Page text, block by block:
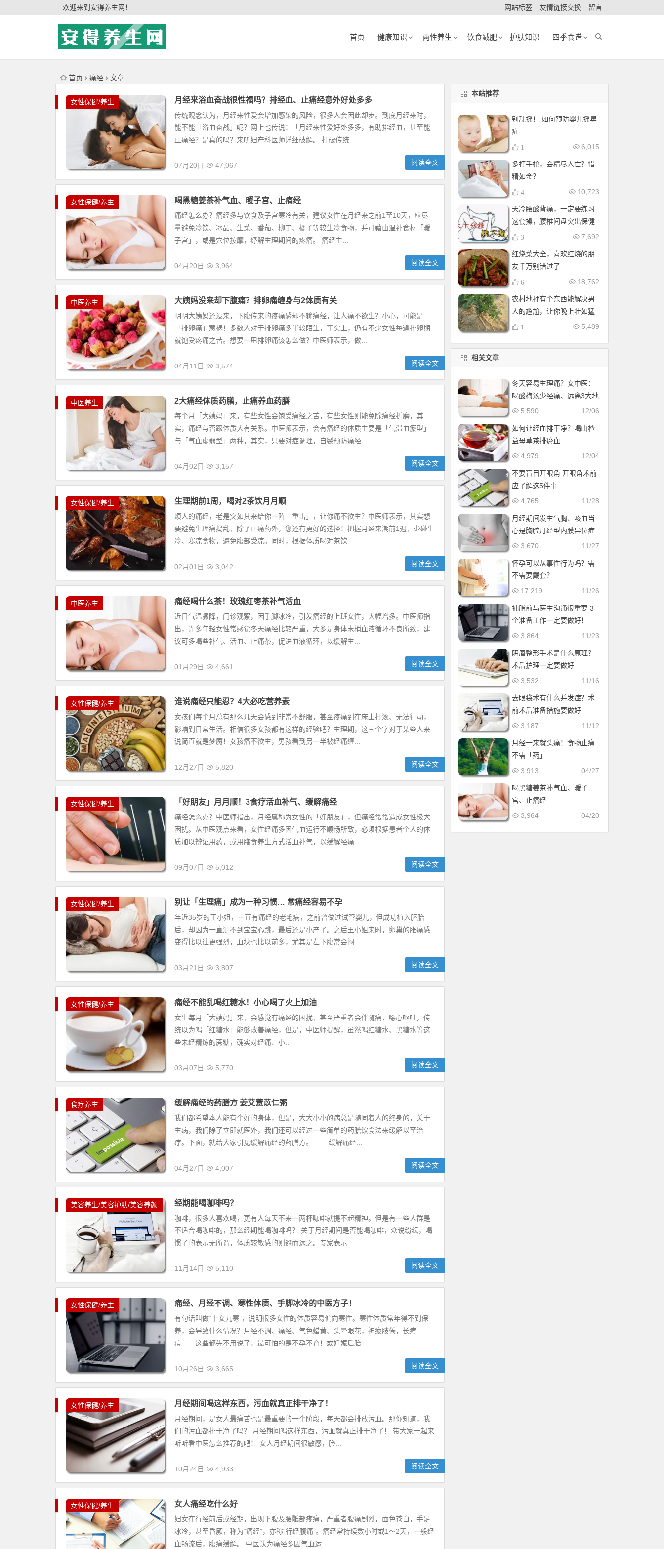
欢迎来到安得养生网！ 网站标签 友情链接交换 留言
首页 健康知识 两性养生 饮食减肥 护肤知识 四季食谱
首页 痛经 文章
女性保健/养生 月经来浴血奋战很性福吗？排经血、止痛经意外好处多多
传统观念认为，月经来性爱会增加感染的风险，很多人会因此却步。到底月经来时，
能不能「浴血奋战」呢？网上也传说：「月经来性爱好处多多，有助排经血，甚至能
止痛经？是真的吗？来听妇产科医师详细破解。 打破传统...
07月20日 47,067 阅读全文
女性保健/养生 喝黑糖姜茶补气血、暖子宫、止痛经
痛经怎么办？痛经多与饮食及子宫寒冷有关，建议女性在月经来之前1至10天，应尽
量避免冷饮、冰品、生菜、番茄、柳丁、橘子等较生冷食物，并可藉由温补食材「暖
子宫」，或是穴位按摩，纾解生理期间的疼痛。 痛经主...
04月20日 3,964 阅读全文
中医养生 大姨妈没来却下腹痛？排卵痛缠身与2体质有关
明明大姨妈还没来，下腹传来的疼痛感却不输痛经，让人痛不欲生？小心，可能是
「排卵痛」惹祸！多数人对于排卵痛多半较陌生，事实上，仍有不少女性每逢排卵期
就饱受疼痛之苦。想要一甩排卵痛该怎么做？中医师表示，做...
04月11日 3,574 阅读全文
中医养生 2大痛经体质药膳，止痛养血药膳
每个月「大姨妈」来，有些女性会饱受痛经之苦，有些女性则能免除痛经折磨，其
实，痛经与否跟体质大有关系。中医师表示，会有痛经的体质主要是「气滞血瘀型」
与「气血虚弱型」两种，其实，只要对症调理，自製预防痛经...
04月02日 3,157 阅读全文
女性保健/养生 生理期前1周，喝对2茶饮月月顺
烦人的痛经，老是突如其来给你一阵「重击」，让你痛不欲生？中医师表示，其实想
要避免生理痛捣乱，除了止痛药外，您还有更好的选择！把握月经来潮前1週，少碰生
冷、寒凉食物，避免腹部受凉。同时，根据体质喝对茶饮...
02月01日 3,042 阅读全文
中医养生 痛经喝什么茶！玫瑰红枣茶补气活血
近日气温骤降，门诊观察，因手脚冰冷，引发痛经的上班女性，大幅增多。中医师指
出，许多年轻女性常感觉冬天痛经比较严重，大多是身体末梢血液循环不良所致，建
议可多喝些补气、活血、止痛茶，促进血液循环，以缓解生...
01月29日 4,661 阅读全文
女性保健/养生 谁说痛经只能忍？4大必吃营养素
女孩们每个月总有那么几天会感到非常不舒服，甚至疼痛到在床上打滚、无法行动，
影响到日常生活。相信很多女孩都有这样的经验吧？生理期，这三个字对于某些人来
说简直就是梦魇！女孩痛不欲生，男孩看到另一半被经痛缠...
12月27日 5,820 阅读全文
女性保健/养生 「好朋友」月月顺！3食疗活血补气、缓解痛经
痛经怎么办？中医师指出，月经属称为女性的「好朋友」，但痛经常常造成女性极大
困扰。从中医观点来看，女性经痛多因气血运行不顺畅所致，必须根据患者个人的体
质加以辨证用药，或用膳食养生方式活血补气，以缓解经痛...
09月07日 5,012 阅读全文
女性保健/养生 别让「生理痛」成为一种习惯… 常痛经容易不孕
年近35岁的王小姐，一直有痛经的老毛病，之前曾做过试管婴儿，但成功植入胚胎
后，却因为一直测不到宝宝心跳，最后还是小产了。之后王小姐来时，卵巢的胀痛感
变得比以往更强烈，血块也比以前多，尤其是左下腹常会闷...
03月21日 3,807 阅读全文
女性保健/养生 痛经不能乱喝红糖水！小心喝了火上加油
女生每月「大姨妈」来，会感觉有痛经的困扰，甚至严重者会伴随痛、噁心呕吐，传
统以为喝「红糖水」能够改善痛经，但是，中医师提醒，虽然喝红糖水、黑糖水等这
些未经精炼的蔗糖，确实对经痛、小...
03月07日 5,770 阅读全文
食疗养生 缓解痛经的药膳方 姜艾薏苡仁粥
我们都希望本人能有个好的身体，但是，大大小小的病总是随同着人的终身的，关于
生病，我们除了立即就医外，我们还可以经过一些简单的药膳饮食法来缓解以至治
疗。下面，就给大家引见缓解痛经的药膳方。 缓解痛经...
04月27日 4,007 阅读全文
美容养生/美容护肤/美容养颜 经期能喝咖啡吗？
咖啡，很多人喜欢喝，更有人每天不来一两杯咖啡就提不起精神。但是有一些人群是
不适合喝咖啡的，那么经期能喝咖啡吗？ 关于月经期间是否能喝咖啡，众说纷纭，喝
惯了的表示无所谓，体质较敏感的则避而远之。专家表示...
11月14日 5,110 阅读全文
女性保健/养生 痛经、月经不调、寒性体质、手脚冰冷的中医方子！
有句话叫做“十女九寒”，说明很多女性的体质容易偏向寒性。寒性体质常年得不到保
养，会导致什么情况？月经不调、痛经、气色蜡黄、头晕眼花，神疲肢倦，长痘
痘……这些都先不用说了，最可怕的是不孕不育！或妊娠后胎...
10月26日 3,665 阅读全文
女性保健/养生 月经期间喝这样东西，污血就真正排干净了！
月经期间，是女人最痛苦也是最重要的一个阶段，每天都会排放污血。那你知道，我
们的污血都排干净了吗？ 月经期间喝这样东西，污血就真正排干净了！ 带大家一起来
听听看中医怎么推荐的吧！ 女人月经期间很敏感，脸...
10月24日 4,933 阅读全文
女性保健/养生 女人痛经吃什么好
妇女在行经前后或经期，出现下腹及腰骶部疼痛，严重者腹痛剧烈，面色苍白，手足
冰冷，甚至昏厥，称为“痛经”，亦称“行经腹痛”。痛经常持续数小时或1～2天，一般经
血畅流后，腹痛缓解。 中医认为痛经多因气血运...
本站推荐
别乱摇！ 如何预防婴儿摇晃
症
6,015
1
多打手枪，会精尽人亡？惜
精如金？
10,723
4
天冷腰酸背痛，一定要练习
这套操，腰椎间盘突出保健
操，全套收好！每天十分钟
7,692
3
红烧菜大全，喜欢红烧的朋
友千万别错过了
18,762
6
农村地裡有个东西能解决男
人的尴尬，让你晚上壮如猛
牛床受不了
5,489
1
相关文章
冬天容易生理痛？女中医：
喝酸梅汤少经痛、远离3大地
雷
12/06
5,590
如何让经血排干净？喝山楂
益母草茶排瘀血
12/04
4,979
不要盲目开眼角 开眼角术前
应了解这5件事
11/28
4,765
月经期间发生气胸、咳血当
心是胸腔月经型内膜异位症
11/27
3,670
怀孕可以从事性行为吗？需
不需要戴套？
11/26
17,219
抽脂前与医生沟通很重要 3
个准备工作一定要做好！
11/23
3,864
阴唇整形手术是什么原理？
术后护理一定要做好
11/16
3,532
去眼袋术有什么并发症？术
前术后准备措施要做好
11/12
3,187
月经一来就头痛！食物止痛
不需「药」
04/27
3,913
喝黑糖姜茶补气血、暖子
宫、止痛经
04/20
3,964